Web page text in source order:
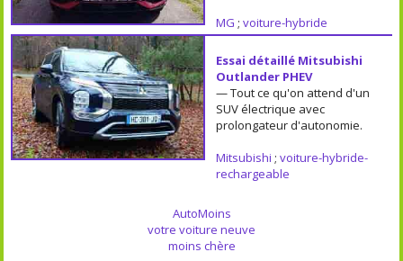
MG ; voiture-hybride
Essai détaillé Mitsubishi
Outlander PHEV
— Tout ce qu'on attend d'un
SUV électrique avec
prolongateur d'autonomie.
Mitsubishi ; voiture-hybride-
rechargeable
AutoMoins
votre voiture neuve
moins chère